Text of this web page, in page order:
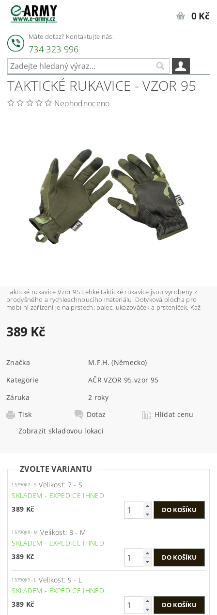
Máte dotaz? Kontaktujte nás:
734 323 996
0 Kč
TAKTICKÉ RUKAVICE - VZOR 95
Neohodnoceno
Taktické rukavice Vzor 95 Lehké taktické rukavice jsou vyrobeny z
prodyšného a rychleschnoucího materiálu. Dotyková plocha pro
mobilní zařízení je na prstech: palec, ukazováček a prsteníček. Kaž
389 Kč
Značka
M.F.H. (Německo)
Kategorie
AČR VZOR 95,vzor 95
Záruka
2 roky
Tisk
Dotaz
Hlídat cenu
Zobrazit skladovou lokaci
ZVOLTE VARIANTU
15790J/7 - S Velikost: 7 - S
SKLADEM - EXPEDICE IHNED
389 Kč
15790J/8 - M Velikost: 8 - M
SKLADEM - EXPEDICE IHNED
389 Kč
15790J/9 - L Velikost: 9 - L
SKLADEM - EXPEDICE IHNED
389 Kč